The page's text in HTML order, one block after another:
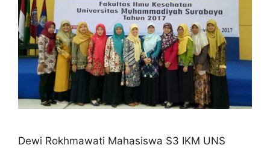
Dewi Rokhmawati Mahasiswa S3 IKM UNS